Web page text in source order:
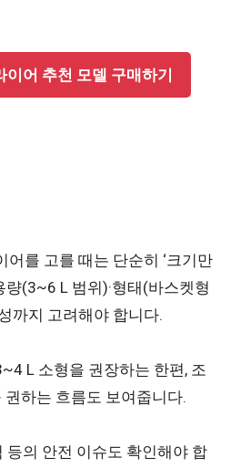
이어 추천 모델 구매하기
를 고를 때는 단순히 ‘크기만
량(3~6 L 범위)·형태(바스켓형
까지 고려해야 합니다.
L 소형을 권장하는 한편, 조
하는 흐름도 보여줍니다.
등의 안전 이슈도 확인해야 합